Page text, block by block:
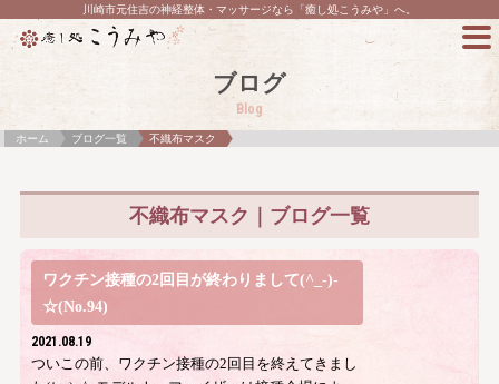
川崎市元住吉の神経整体・マッサージなら「癒し処こうみや」へ。
ブログ
Blog
ホーム ブログ一覧 不織布マスク
不織布マスク｜ブログ一覧
ワクチン接種の2回目が終わりまして(^_-)-
☆(No.94)
2021.08.19
ついこの前、ワクチン接種の2回目を終えてきまし